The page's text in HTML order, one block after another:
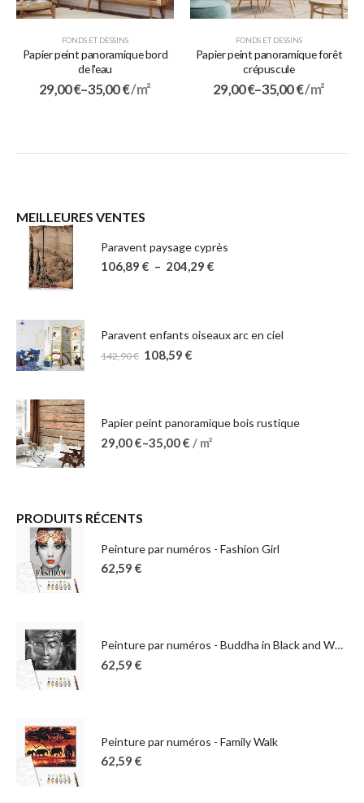
FONDS ET DESSINS
Papier peint panoramique bord
de l'eau
29,00€–35,00€/ m²
FONDS ET DESSINS
Papier peint panoramique forêt
crépuscule
29,00€–35,00€/ m²
MEILLEURES VENTES
Paravent paysage cyprès
106,89 € – 204,29 €
Paravent enfants oiseaux arc en ciel
142,90€ 108,59 €
Papier peint panoramique bois rustique
29,00€–35,00€ / m²
PRODUITS RÉCENTS
Peinture par numéros - Fashion Girl
62,59 €
Peinture par numéros - Buddha in Black and White
62,59 €
Peinture par numéros - Family Walk
62,59 €